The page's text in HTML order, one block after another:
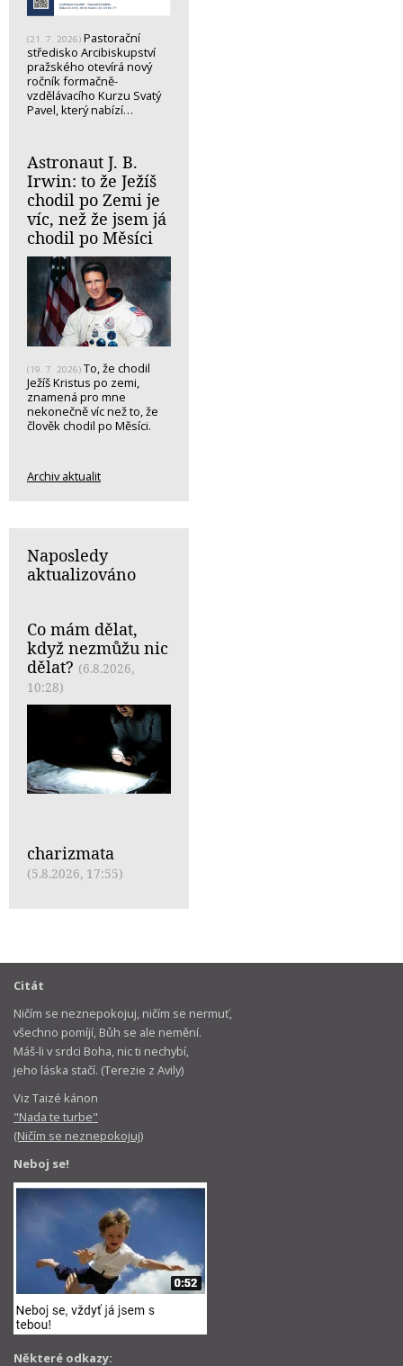
(21. 7. 2026) Pastorační
středisko Arcibiskupství
pražského otevírá nový
ročník formačně-
vzdělávacího Kurzu Svatý
Pavel, který nabízí…
Astronaut J. B.
Irwin: to že Ježíš
chodil po Zemi je
víc, než že jsem já
chodil po Měsíci
(19. 7. 2026) To, že chodil
Ježíš Kristus po zemi,
znamená pro mne
nekonečně víc než to, že
člověk chodil po Měsíci.
Archiv aktualit
Naposledy
aktualizováno
Co mám dělat,
když nezmůžu nic
dělat? (6.8.2026,
10:28)
charizmata
(5.8.2026, 17:55)
Citát
Ničím se neznepokojuj, ničím se nermuť,
všechno pomíjí, Bůh se ale nemění.
Máš-li v srdci Boha, nic ti nechybí,
jeho láska stačí. (Terezie z Avily)
Viz Taizé kánon
"Nada te turbe"
(Ničím se neznepokojuj)
Neboj se!
Některé odkazy: